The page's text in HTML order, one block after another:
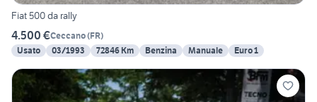
Fiat 500 da rally
4.500 €Ceccano(FR)
Usato
03/1993 72846 Km Benzina Manuale Euro 1